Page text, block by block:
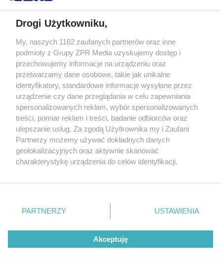
ZAKUPY
Jesień w Pepco! Stylowe kubki i
dodatki w świetnych cenach
ZOBACZ WIĘCEJ
Drogi Użytkowniku,
My, naszych 1162 zaufanych partnerów oraz inne
podmioty z Grupy ZPR Media uzyskujemy dostęp i
przechowujemy informacje na urządzeniu oraz
przetwarzamy dane osobowe, takie jak unikalne
identyfikatory, standardowe informacje wysyłane przez
urządzenie czy dane przeglądania w celu zapewniania
spersonalizowanych reklam, wybór spersonalizowanych
treści, pomiar reklam i treści, badanie odbiorców oraz
ulepszanie usług. Za zgodą Użytkownika my i Zaufani
Partnerzy możemy używać dokładnych danych
geolokalizacyjnych oraz aktywnie skanować
charakterystykę urządzenia do celów identyfikacji.
zmienić/wycofać klikając przycisk ustawień prywatności
znajdujący się w lewym dolnym rogu strony
rodzaje przetwarzania danych nie wymagają zgody
użytkownika, ale masz prawo sprzeciwić się takiemu
przetwarzaniu. Preferencje będą miały zastosowanie tylko
PARTNERZY USTAWIENIA
Akceptuję